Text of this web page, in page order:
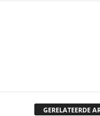
GERELATEERDE